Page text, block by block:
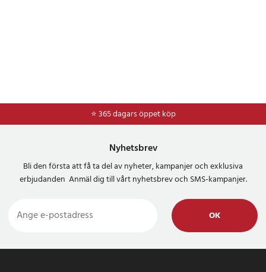
⭐ 365 dagars öppet köp
⭐Frakt 49kr *
Nyhetsbrev
Bli den första att få ta del av nyheter, kampanjer och exklusiva
erbjudanden Anmäl dig till vårt nyhetsbrev och SMS-kampanjer.
OK